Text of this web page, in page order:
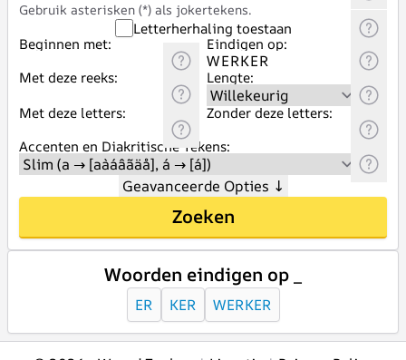
Gebruik asterisken (*) als jokertekens.
Letterherhaling toestaan
Beginnen met:
Eindigen op:
Met deze reeks:
Lengte:
Met deze letters:
Zonder deze letters:
Accenten en Diakritische Tekens:
Geavanceerde Opties ↓
Zoeken
Woorden eindigen op _
ER KER WERKER